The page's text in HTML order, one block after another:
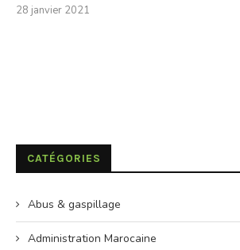
28 janvier 2021
CATÉGORIES
Abus & gaspillage
Administration Marocaine